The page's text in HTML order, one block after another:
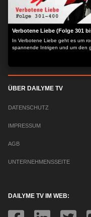
Verbotene Liebe (Folge 301
In Verbotene Liebe geht es um
spannende Intrigen und um den
ÜBER DAILYME TV
DATENSCHUTZ
IMPRESSUM
AGB
UNTERNEHMENSSEITE
DAILYME TV IM WEB: